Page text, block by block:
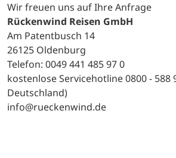
Wir freuen uns auf Ihre Anfrage
Rückenwind Reisen GmbH
Am Patentbusch 14
26125 Oldenburg
Telefon: 0049 441 485 97 0
kostenlose Servicehotline 0800 - 588
Deutschland)
info@rueckenwind.de